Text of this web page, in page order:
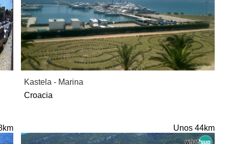
Kastela - Marina
Croacia
Unos 44km